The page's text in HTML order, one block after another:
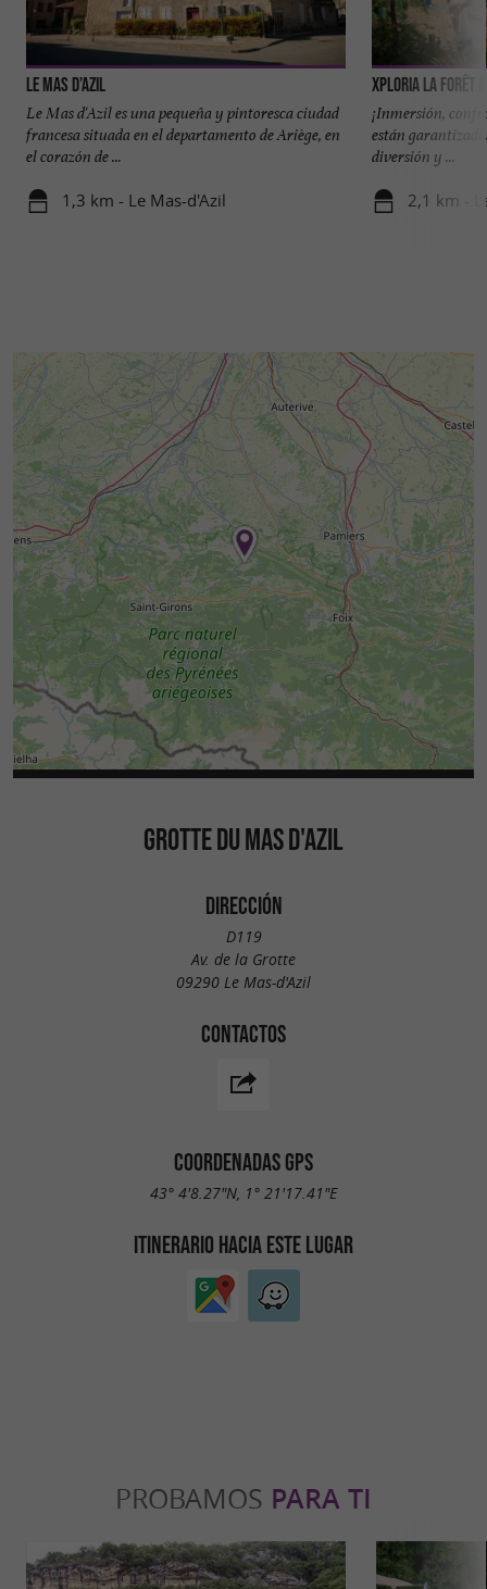
Le Mas d’Azil
Le Mas d'Azil es una pequeña y pintoresca ciudad
francesa situada en el departamento de Ariège, en
el corazón de ...
1,3 km - Le Mas-d'Azil
Xploria La forêt
¡Inmersión,
están
diversión y ...
2,1 km -
GROTTE DU MAS D'AZIL
DIRECCIÓN
D119
Av. de la Grotte
09290 Le Mas-d'Azil
CONTACTOS
COORDENADAS GPS
43° 4'8.27"N, 1° 21'17.41"E
ITINERARIO HACIA ESTE LUGAR
PROBAMOS PARA TI